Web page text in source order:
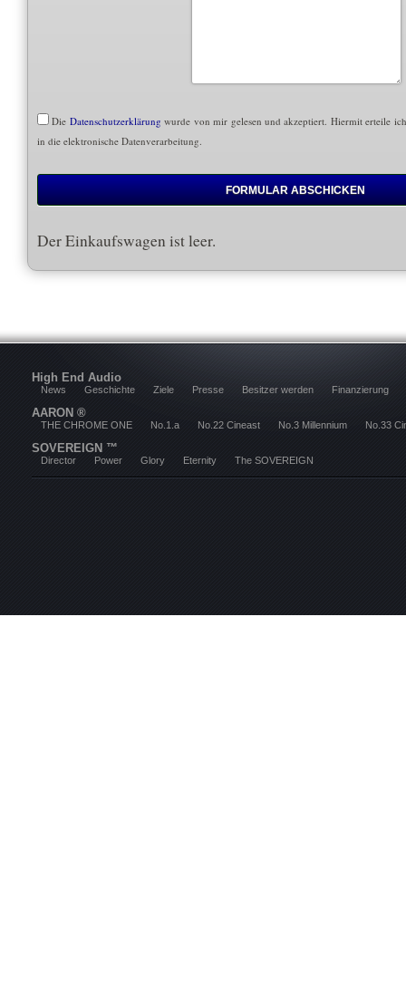
Die Datenschutzerklärung wurde von mir gelesen und akzeptiert. Hiermit erteile
in die elektronische Datenverarbeitung.
Der Einkaufswagen ist leer.
High End Audio
News Geschichte Ziele Presse Besitzer werden Finanzierung
AARON ®
THE CHROME ONE No.1.a No.22 Cineast No.3 Millennium No.33
SOVEREIGN ™
Director Power Glory Eternity The SOVEREIGN